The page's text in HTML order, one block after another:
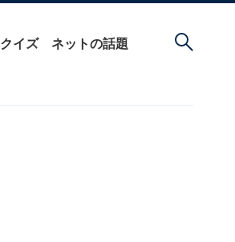
クイズ ネットの話題